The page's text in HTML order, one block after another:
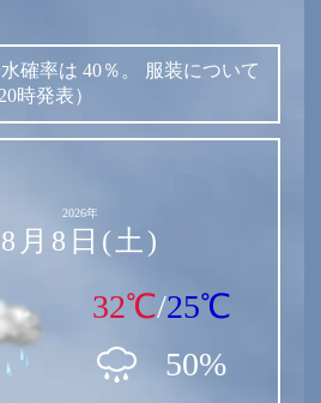
確率は 40％。
服装について
時発表）
2026年
8月8日(土)
32℃/25℃
50%